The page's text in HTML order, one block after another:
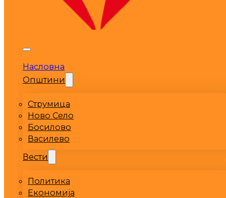
Насловна
Општини
Струмица
Ново Село
Босилово
Василево
Вести
Политика
Економија